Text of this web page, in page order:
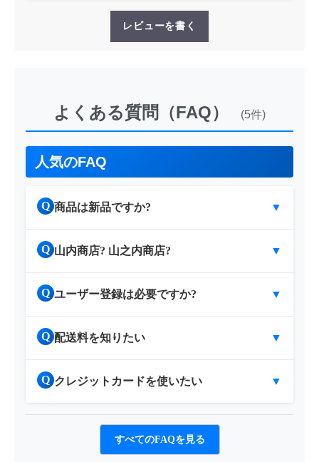
レビューを書く
よくある質問（FAQ） (5件)
人気のFAQ
Q 商品は新品ですか? ▼
Q 山内商店? 山之内商店? ▼
Q ユーザー登録は必要ですか? ▼
Q 配送料を知りたい ▼
Q クレジットカードを使いたい ▼
すべてのFAQを見る